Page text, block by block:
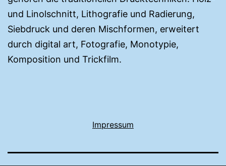
und Linolschnitt, Lithografie und Radierung,
Siebdruck und deren Mischformen, erweitert
durch digital art, Fotografie, Monotypie,
Komposition und Trickfilm.
Impressum